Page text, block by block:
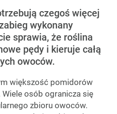
czegoś więcej
wykonany
sprawia, że roślina
pędy i kieruje całą
owoców.
większość pomidorów
osób ogranicza się
zbioru owoców.